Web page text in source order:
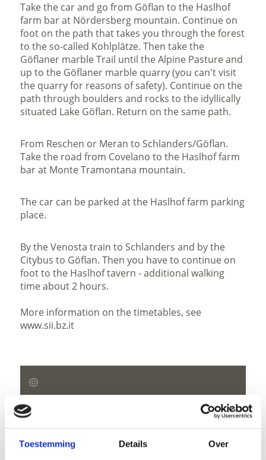
Toestemming Details Over
Take the car and go from Göflan to the Haslhof
farm bar at Nördersberg mountain. Continue on
foot on the path that takes you through the forest
to the so-called Kohlplätze. Then take the
Göflaner marble Trail until the Alpine Pasture and
up to the Göflaner marble quarry (you can't visit
the quarry for reasons of safety). Continue on the
path through boulders and rocks to the idyllically
situated Lake Göflan. Return on the same path.
From Reschen or Meran to Schlanders/Göflan.
Take the road from Covelano to the Haslhof farm
bar at Monte Tramontana mountain.
The car can be parked at the Haslhof farm parking
place.
By the Venosta train to Schlanders and by the
Citybus to Göflan. Then you have to continue on
foot to the Haslhof tavern - additional walking
time about 2 hours.
More information on the timetables, see
www.sii.bz.it
open
5:04 h
Lengte